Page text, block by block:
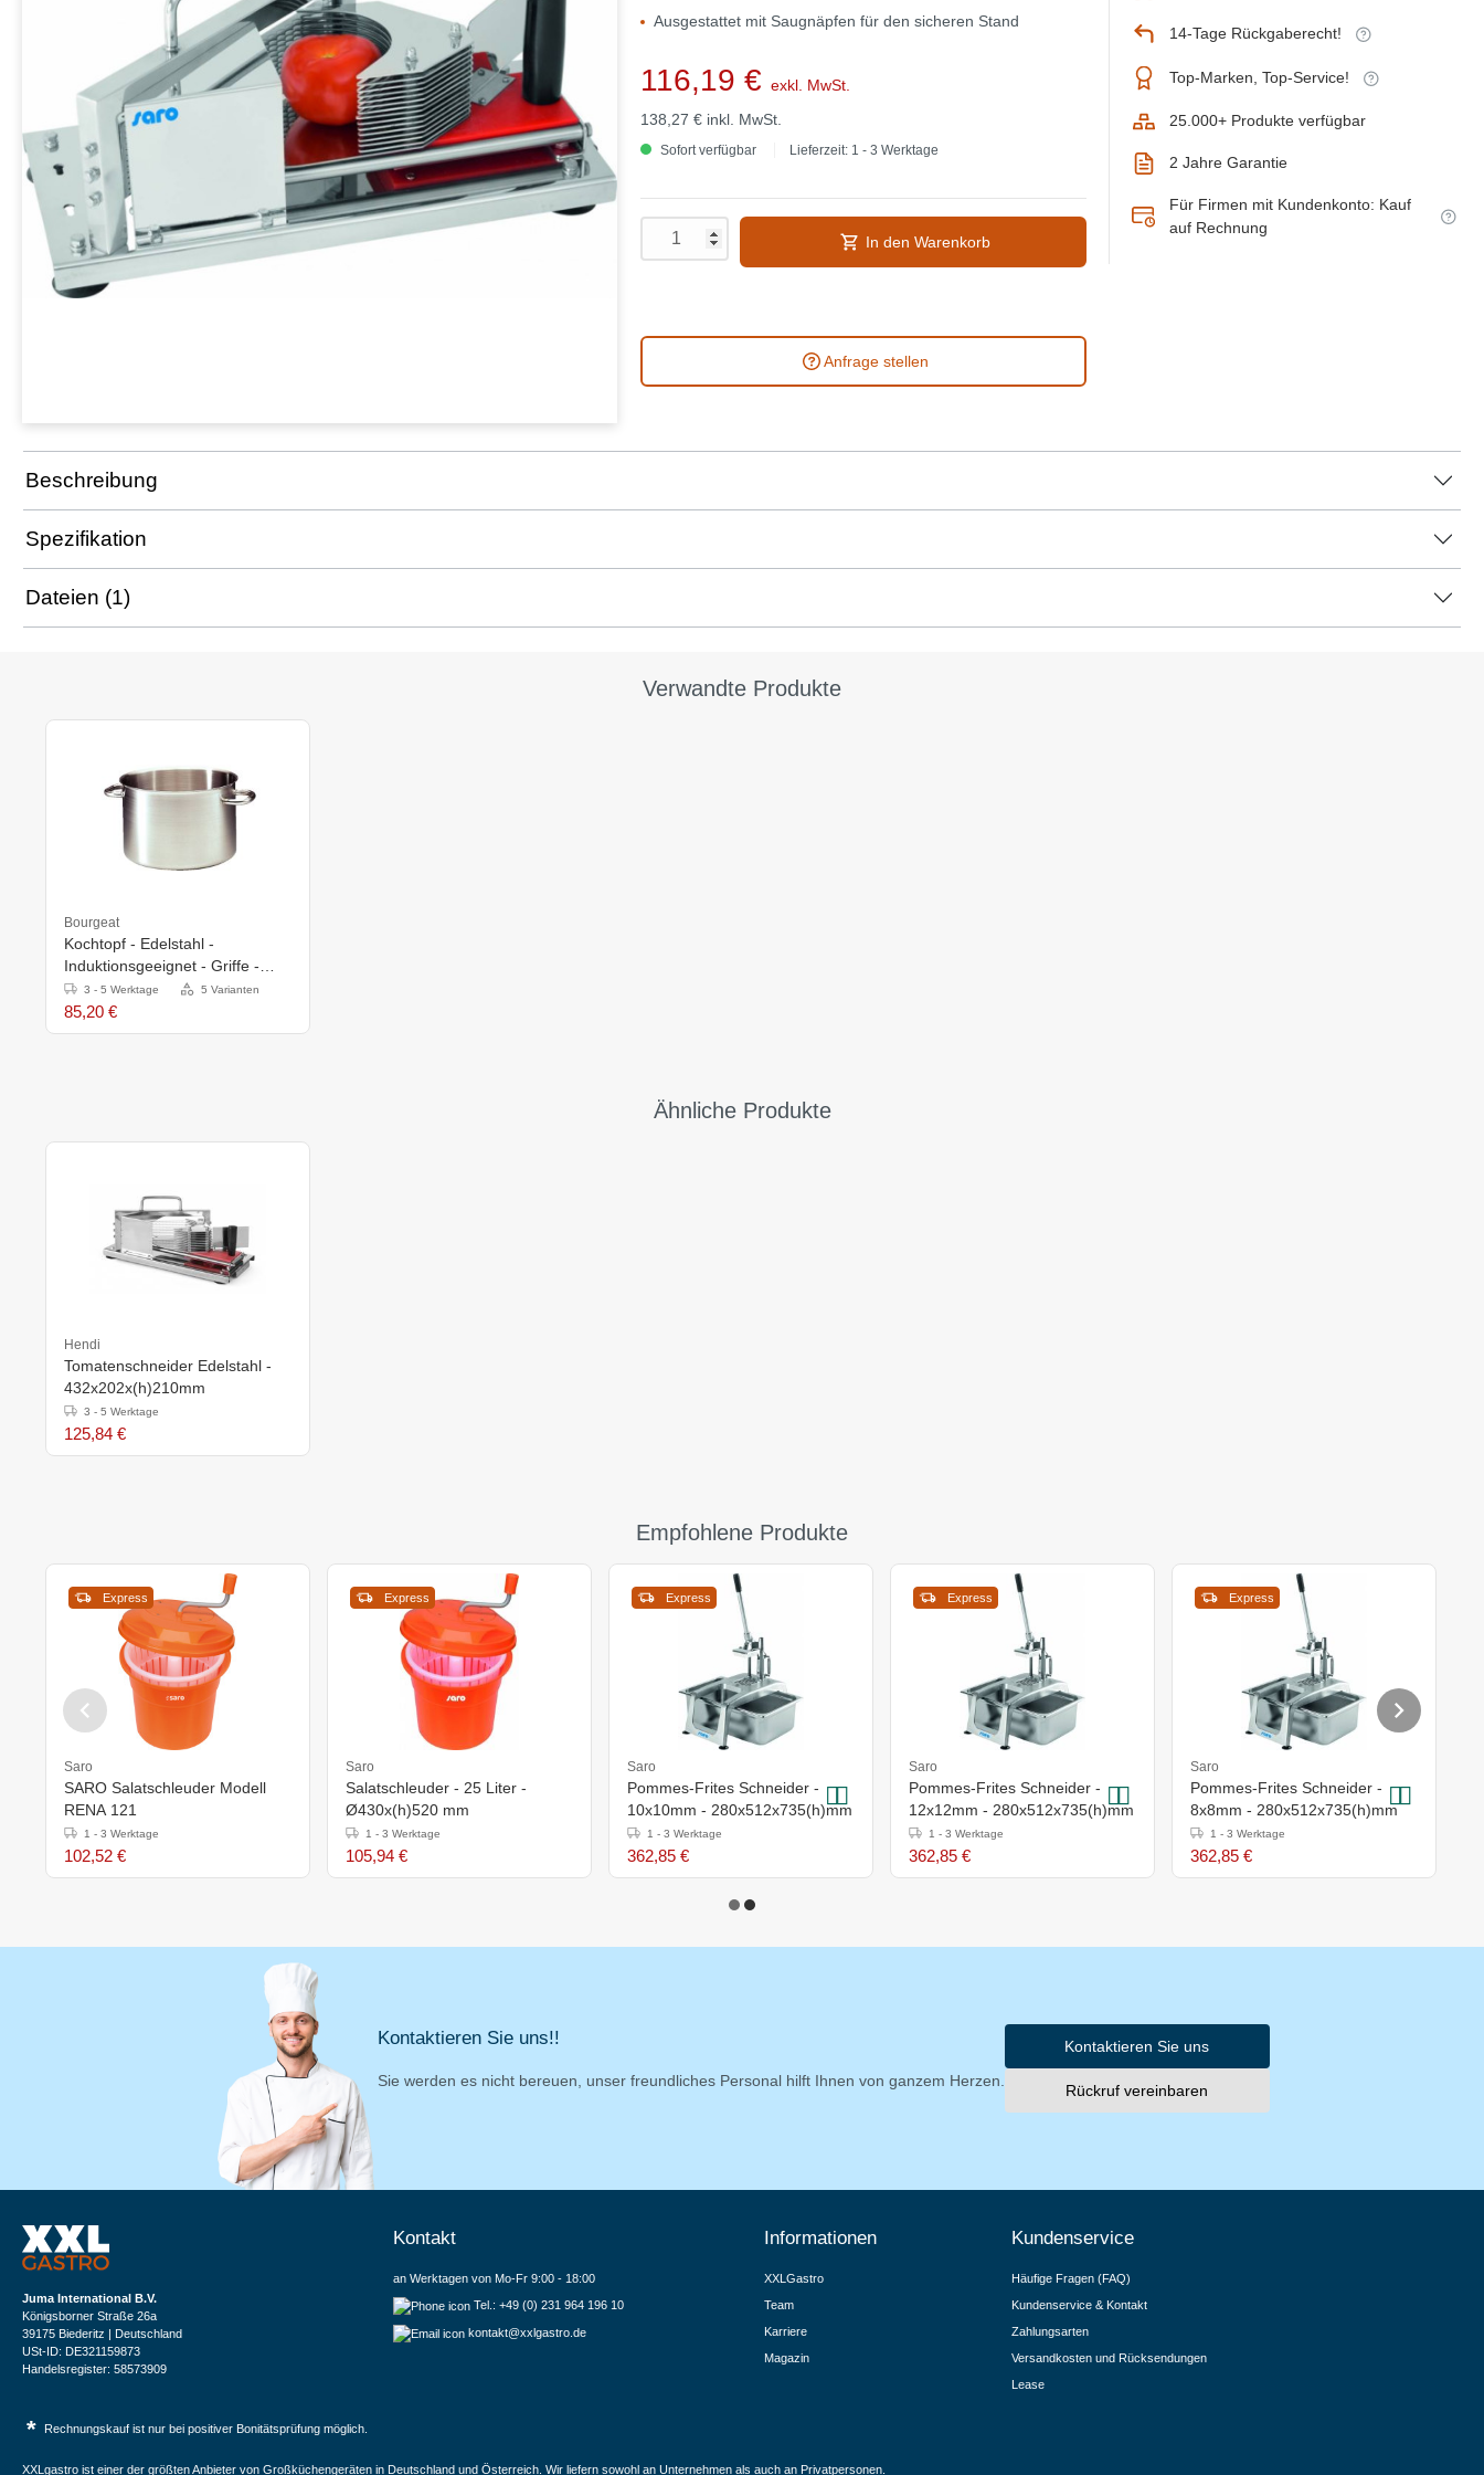
Ausgestattet mit Saugnäpfen für den sicheren Stand
116,19 € exkl. MwSt.
138,27 € inkl. MwSt.
Sofort verfügbar Lieferzeit: 1 - 3 Werktage
In den Warenkorb
Anfrage stellen
14-Tage Rückgaberecht!
Top-Marken, Top-Service!
25.000+ Produkte verfügbar
2 Jahre Garantie
Für Firmen mit Kundenkonto: Kauf
auf Rechnung
Beschreibung
Spezifikation
Dateien (1)
Verwandte Produkte
Bourgeat
Kochtopf - Edelstahl -
Induktionsgeeignet - Griffe -
Erhältlich in 5 Größen
3 - 5 Werktage 5 Varianten
85,20 €
Ähnliche Produkte
Hendi
Tomatenschneider Edelstahl -
432x202x(h)210mm
3 - 5 Werktage
125,84 €
Empfohlene Produkte
Express
Saro
SARO Salatschleuder Modell
RENA 121
1 - 3 Werktage
102,52 €
Express
Saro
Salatschleuder - 25 Liter -
Ø430x(h)520 mm
1 - 3 Werktage
105,94 €
Express
Saro
Pommes-Frites Schneider -
10x10mm - 280x512x735(h)mm
1 - 3 Werktage
362,85 €
Express
Saro
Pommes-Frites Schneider -
12x12mm - 280x512x735(h)mm
1 - 3 Werktage
362,85 €
Express
Saro
Pommes-Frites Schneider -
8x8mm - 280x512x735(h)mm
1 - 3 Werktage
362,85 €
Kontaktieren Sie uns!!
Sie werden es nicht bereuen, unser freundliches Personal hilft Ihnen von ganzem Herzen.
Kontaktieren Sie uns
Rückruf vereinbaren
Juma International B.V.
Königsborner Straße 26a
39175 Biederitz | Deutschland
USt-ID: DE321159873
Handelsregister: 58573909
Kontakt
an Werktagen von Mo-Fr 9:00 - 18:00
Tel.: +49 (0) 231 964 196 10
kontakt@xxlgastro.de
Informationen
XXLGastro
Team
Karriere
Magazin
Kundenservice
Häufige Fragen (FAQ)
Kundenservice & Kontakt
Zahlungsarten
Versandkosten und Rücksendungen
Lease
* Rechnungskauf ist nur bei positiver Bonitätsprüfung möglich.
XXLgastro ist einer der größten Anbieter von Großküchengeräten in Deutschland und Österreich. Wir liefern sowohl an Unternehmen als auch an Privatpersonen.